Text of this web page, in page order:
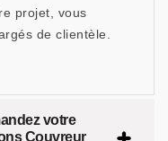
projet, vous
de clientèle.
votre
Couvreur